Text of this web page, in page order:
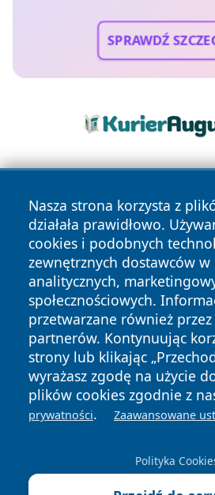
SPRAWDŹ
Nasza strona korzysta z
działała prawidłowo.
cookies i podobnych
zewnętrznych dostawców w
analitycznych,
społecznościowych.
przetwarzane również przez
partnerów. Kontynuując
strony lub klikając
wyrażasz zgodę na użycie
plików cookies zgodnie z
prywatności. Zaawansowane
Polityka
Copyright © 2026 bedzinski24.pl
zastrzeżone.
News Autorzy
Polityka
Prywatności